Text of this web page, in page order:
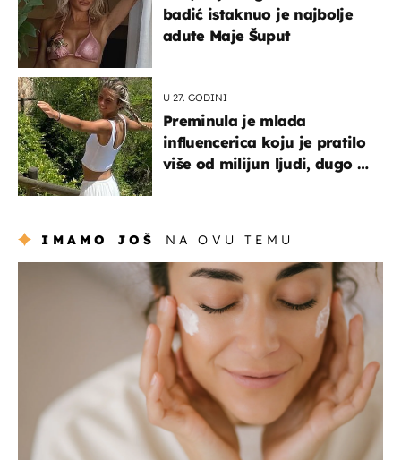
badić istaknuo je najbolje
adute Maje Šuput
U 27. GODINI
Preminula je mlada
influencerica koju je pratilo
više od milijun ljudi, dugo se
IMAMO JOŠ NA OVU TEMU
moda & ljepota